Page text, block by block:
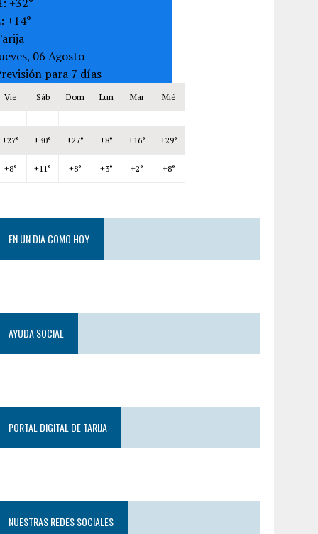
+14°
06 Agosto
para 7 días
Vie Sáb Dom Lun Mar Mié
+27° +30° +27° +8° +16° +29°
+8° +11° +8° +3° +2° +8°
EN UN DIA COMO HOY
AYUDA SOCIAL
PORTAL DIGITAL DE TARIJA
NUESTRAS REDES SOCIALES